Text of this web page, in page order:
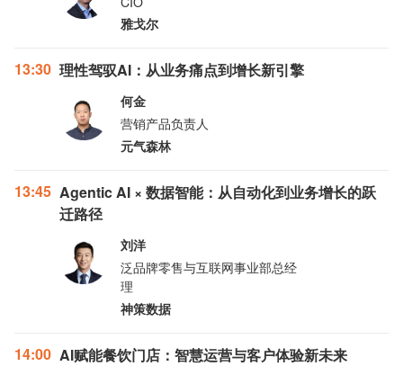
雅戈尔
13:30 理性驾驭AI：从业务痛点到增长新引擎
何金
营销产品负责人
元气森林
13:45 Agentic AI × 数据智能：从自动化到业务增长的跃
迁路径
刘洋
泛品牌零售与互联网事业部总经
理
神策数据
14:00 AI赋能餐饮门店：智慧运营与客户体验新未来